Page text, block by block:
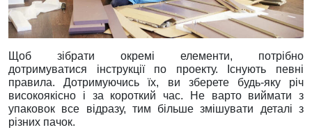
Щоб зібрати окремі елементи, потрібно
дотримуватися інструкції по проекту. Існують певні
правила. Дотримуючись їх, ви зберете будь-яку річ
високоякісно і за короткий час. Не варто виймати з
упаковок все відразу, тим більше змішувати деталі з
різних пачок.